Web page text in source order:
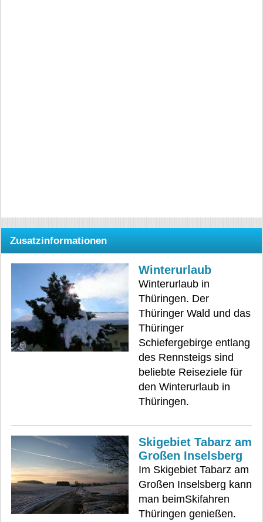
Zusatzinformationen
Winterurlaub
Winterurlaub in
Thüringen. Der
Thüringer Wald und das
Thüringer
Schiefergebirge entlang
des Rennsteigs sind
beliebte Reiseziele für
den Winterurlaub in
Thüringen.
Skigebiet Tabarz am
Großen Inselsberg
Im Skigebiet Tabarz am
Großen Inselsberg kann
man beimSkifahren
Thüringen genießen.